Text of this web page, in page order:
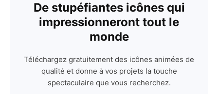
De stupéfiantes icônes qui
impressionneront tout le
monde
Téléchargez gratuitement des icônes animées de
qualité et donne à vos projets la touche
spectaculaire que vous recherchez.